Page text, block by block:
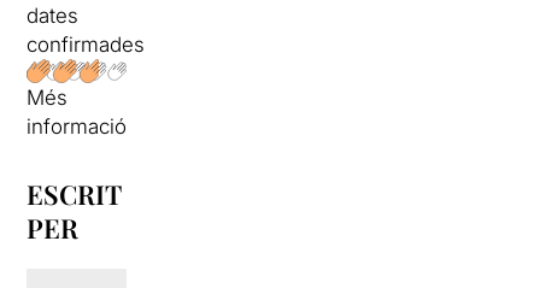
dates
confirmades
Més
informació
ESCRIT
PER